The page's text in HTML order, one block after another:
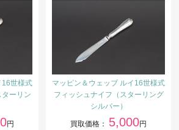
16世様式
ーリン
円
マッピン＆ウェッブ ルイ16世様式
フィッシュナイフ（スターリング
シルバー）
買取価格： 5,000円